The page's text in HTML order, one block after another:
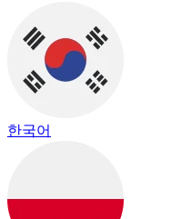
한국어